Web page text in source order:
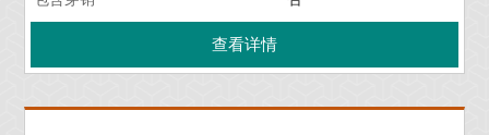
查看详情